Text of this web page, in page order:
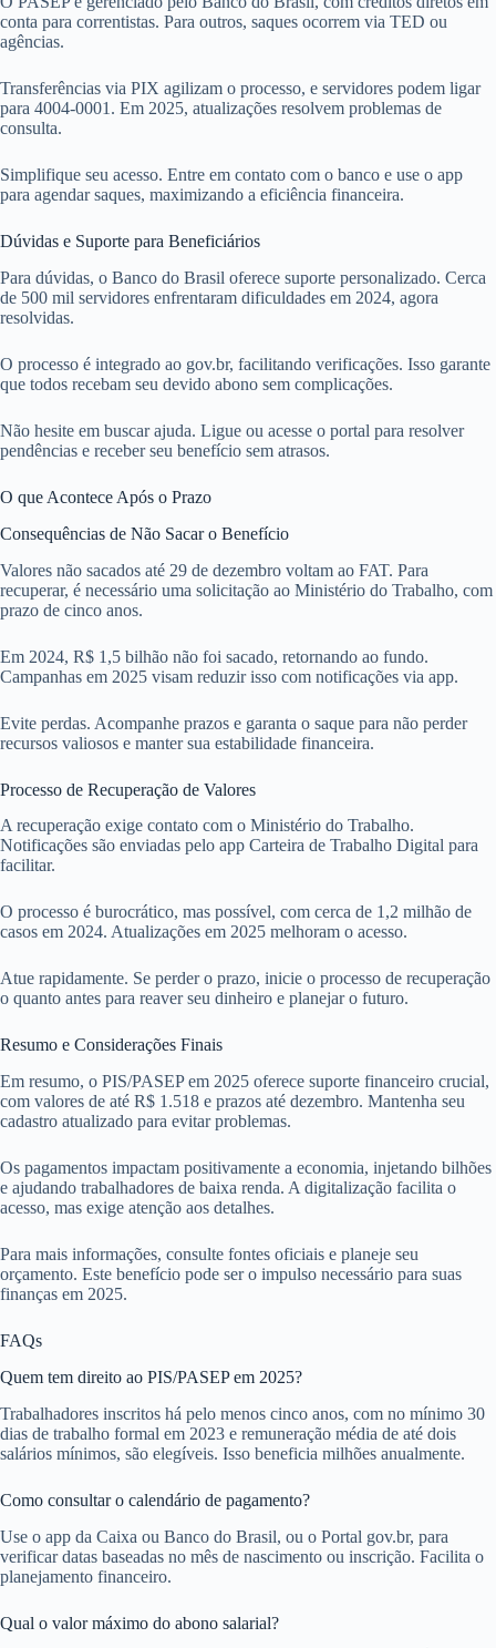
conta para correntistas. Para outros, saques ocorrem via TED ou
agências.
Transferências via PIX agilizam o processo, e servidores podem ligar
para 4004-0001. Em 2025, atualizações resolvem problemas de
consulta.
Simplifique seu acesso. Entre em contato com o banco e use o app
para agendar saques, maximizando a eficiência financeira.
Dúvidas e Suporte para Beneficiários
Para dúvidas, o Banco do Brasil oferece suporte personalizado. Cerca
de 500 mil servidores enfrentaram dificuldades em 2024, agora
resolvidas.
O processo é integrado ao gov.br, facilitando verificações. Isso garante
que todos recebam seu devido abono sem complicações.
Não hesite em buscar ajuda. Ligue ou acesse o portal para resolver
pendências e receber seu benefício sem atrasos.
O que Acontece Após o Prazo
Consequências de Não Sacar o Benefício
Valores não sacados até 29 de dezembro voltam ao FAT. Para
recuperar, é necessário uma solicitação ao Ministério do Trabalho, com
prazo de cinco anos.
Em 2024, R$ 1,5 bilhão não foi sacado, retornando ao fundo.
Campanhas em 2025 visam reduzir isso com notificações via app.
Evite perdas. Acompanhe prazos e garanta o saque para não perder
recursos valiosos e manter sua estabilidade financeira.
Processo de Recuperação de Valores
A recuperação exige contato com o Ministério do Trabalho.
Notificações são enviadas pelo app Carteira de Trabalho Digital para
facilitar.
O processo é burocrático, mas possível, com cerca de 1,2 milhão de
casos em 2024. Atualizações em 2025 melhoram o acesso.
Atue rapidamente. Se perder o prazo, inicie o processo de recuperação
o quanto antes para reaver seu dinheiro e planejar o futuro.
Resumo e Considerações Finais
Em resumo, o PIS/PASEP em 2025 oferece suporte financeiro crucial,
com valores de até R$ 1.518 e prazos até dezembro. Mantenha seu
cadastro atualizado para evitar problemas.
Os pagamentos impactam positivamente a economia, injetando bilhões
e ajudando trabalhadores de baixa renda. A digitalização facilita o
acesso, mas exige atenção aos detalhes.
Para mais informações, consulte fontes oficiais e planeje seu
orçamento. Este benefício pode ser o impulso necessário para suas
finanças em 2025.
FAQs
Quem tem direito ao PIS/PASEP em 2025?
Trabalhadores inscritos há pelo menos cinco anos, com no mínimo 30
dias de trabalho formal em 2023 e remuneração média de até dois
salários mínimos, são elegíveis. Isso beneficia milhões anualmente.
Como consultar o calendário de pagamento?
Use o app da Caixa ou Banco do Brasil, ou o Portal gov.br, para
verificar datas baseadas no mês de nascimento ou inscrição. Facilita o
planejamento financeiro.
Qual o valor máximo do abono salarial?